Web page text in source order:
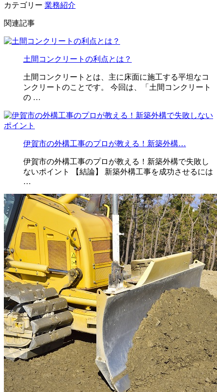
カテゴリー 業務紹介
関連記事
土間コンクリートの利点とは？
土間コンクリートとは、主に床面に施工する平坦なコ
ンクリートのことです。 今回は、「土間コンクリート
の …
伊賀市の外構工事のプロが教える！新築外構…
伊賀市の外構工事のプロが教える！新築外構で失敗し
ないポイント 【結論】 新築外構工事を成功させるには
…